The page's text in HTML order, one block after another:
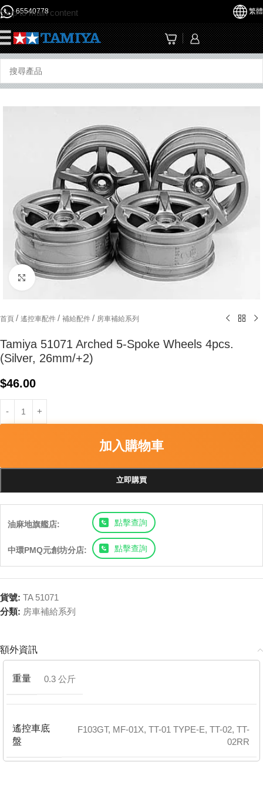
Skip to main content
65540778 繁體
Click to enlarge
首頁 / 遙控車配件 / 補給配件 / 房車補給系列
Tamiya 51071 Arched 5-Spoke Wheels 4pcs.
(Silver, 26mm/+2)
$46.00
加入購物車
立即購買
油麻地旗艦店: 點擊查詢
中環PMQ元創坊分店: 點擊查詢
貨號: TA 51071
分類: 房車補給系列
額外資訊
重量 0.3 公斤
遙控車底
盤
F103GT, MF-01X, TT-01 TYPE-E, TT-02, TT-
02RR